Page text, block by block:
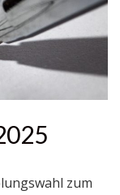
zum